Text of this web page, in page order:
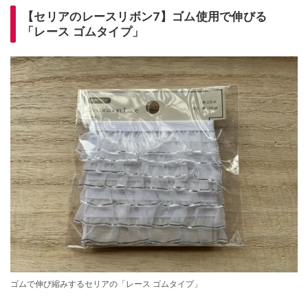
【セリアのレースリボン7】ゴム使用で伸びる
「レース ゴムタイプ」
ゴムで伸び縮みするセリアの「レース ゴムタイプ」